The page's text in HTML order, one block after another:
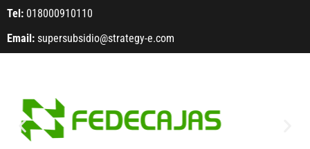
Tel: 018000910110
Email: supersubsidio@strategy-e.com